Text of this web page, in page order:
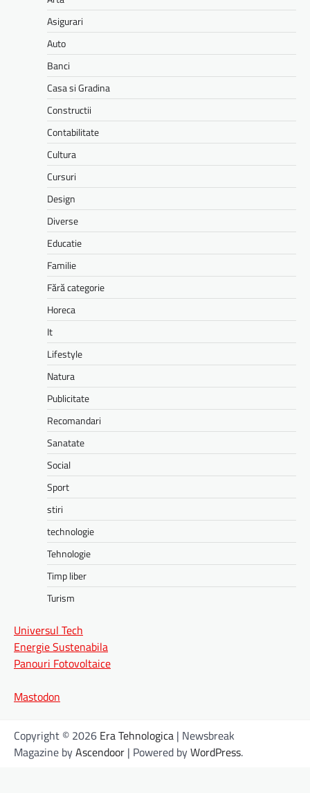
Asigurari
Auto
Banci
Casa si Gradina
Constructii
Contabilitate
Cultura
Cursuri
Design
Diverse
Educatie
Familie
Fără categorie
Horeca
It
Lifestyle
Natura
Publicitate
Recomandari
Sanatate
Social
Sport
stiri
technologie
Tehnologie
Timp liber
Turism
Universul Tech
Energie Sustenabila
Panouri Fotovoltaice
Mastodon
Copyright © 2026 Era Tehnologica | Newsbreak
Magazine byAscendoor | Powered byWordPress.